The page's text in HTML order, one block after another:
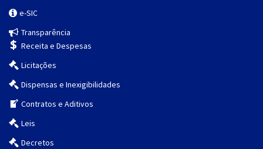
e-SIC
Transparência
Receita e Despesas
Licitações
Dispensas e Inexigibilidades
Contratos e Aditivos
Leis
Decretos